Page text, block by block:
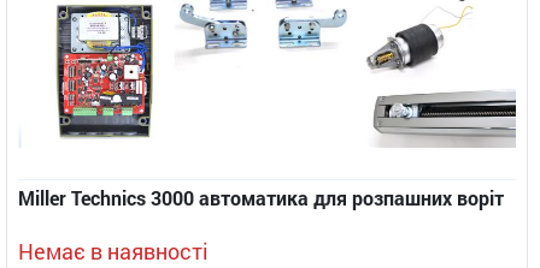
Miller Technics 3000 автоматика для розпашних воріт
Немає в наявності